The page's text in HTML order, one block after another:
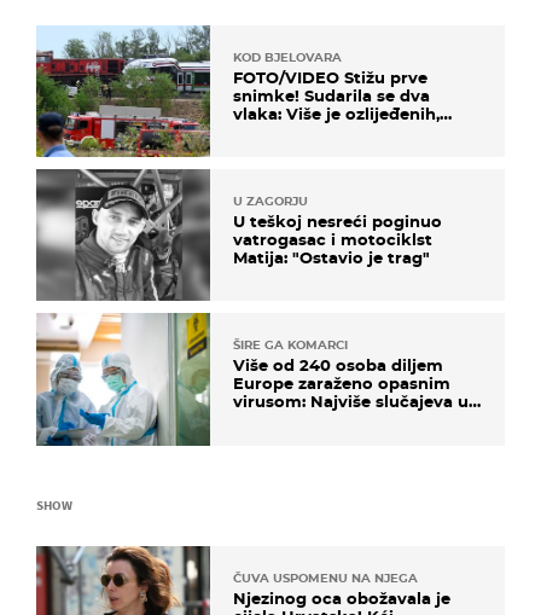
KOD BJELOVARA
FOTO/VIDEO Stižu prve
snimke! Sudarila se dva
vlaka: Više je ozlijeđenih,
U ZAGORJU
U teškoj nesreći poginuo
vatrogasac i motociklst
Matija: "Ostavio je trag"
ŠIRE GA KOMARCI
Više od 240 osoba diljem
Europe zaraženo opasnim
virusom: Najviše slučajeva u
SHOW
ČUVA USPOMENU NA NJEGA
Njezinog oca obožavala je